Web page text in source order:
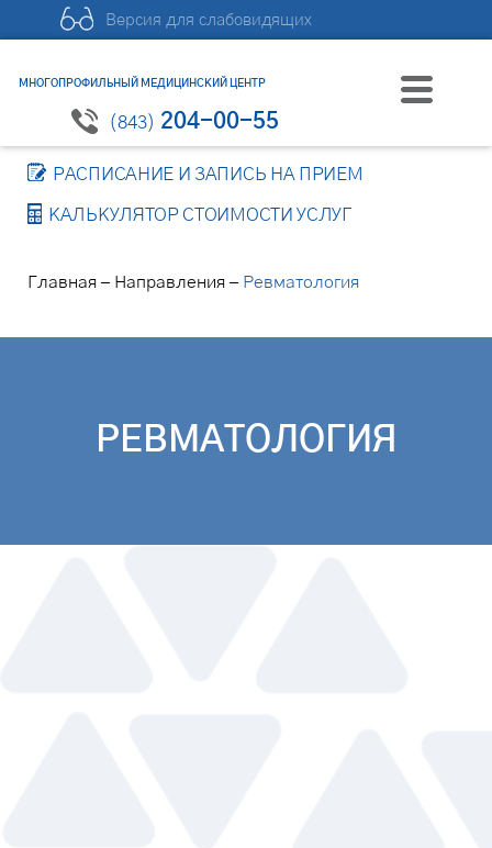
Версия для слабовидящих
МНОГОПРОФИЛЬНЫЙ МЕДИЦИНСКИЙ ЦЕНТР
(843) 204-00-55
РАСПИСАНИЕ И ЗАПИСЬ НА ПРИЕМ
КАЛЬКУЛЯТОР СТОИМОСТИ УСЛУГ
Главная – Направления –Ревматология
РЕВМАТОЛОГИЯ